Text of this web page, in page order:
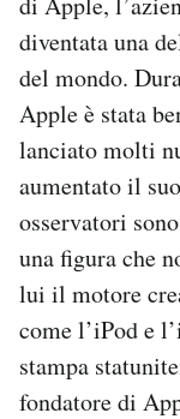
diventata una
del mondo.
Apple è stata
lanciato molti
aumentato il
osservatori
una figura che
lui il motore
come l’iPod e
stampa
fondatore di